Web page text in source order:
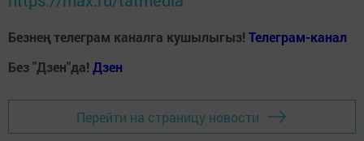
Безнең телеграм каналга кушылыгыз! Телеграм-канал
Без "Дзен"да! Дзен
Перейти на страницу новости